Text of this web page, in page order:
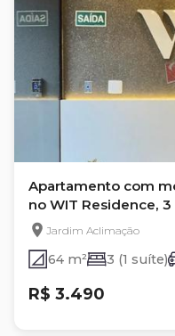
Apartamento com
no WIT Residence,
Aclimação, Maringá
Jardim Aclimação
64 m² 3 (1 suíte)
R$ 3.490